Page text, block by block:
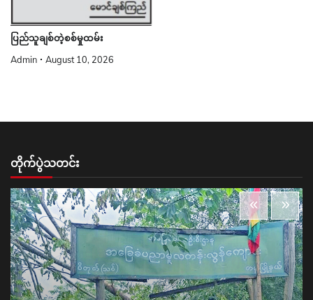
ပြည်သူချစ်တဲ့စစ်မှုထမ်း
Admin August 10, 2026
တိုက်ပွဲသတင်း